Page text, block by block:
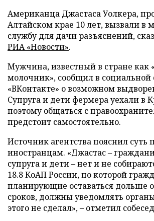
Американца Джастаса Уолкера,
Алтайском крае 10 лет, вызвали в
службу для дачи разъяснений,
РИА «Новости».
Мужчина, известный в стране как
молочник», сообщил в социальной
«ВКонтакте» о возможном
Супруга и дети фермера уехали в
поэтому общаться с
предстоит самостоятельно.
Источник агентства пояснил суть
иностранцам. «Джастас –
супруга и дети – нет и не
18.8 КоАП России, по которой
планирующие оставаться дольше
сроков, должны уведомлять
этого не сделал», – отметил